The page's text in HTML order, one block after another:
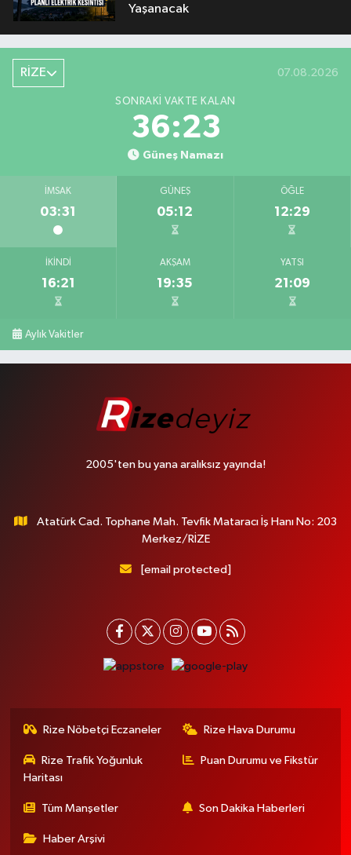
Yaşanacak
RİZE 07.08.2026
SONRAKI VAKTE KALAN
36:22
Güneş Namazı
İMSAK
03:31
GÜNEŞ
05:12
ÖĞLE
12:29
İKINDI
16:21
AKŞAM
19:35
YATSI
21:09
Aylık Vakitler
2005'ten bu yana aralıksız yayında!
Atatürk Cad. Tophane Mah. Tevfik Mataracı İş Hanı No: 203
Merkez/RİZE
[email protected]
Rize Nöbetçi Eczaneler Rize Hava Durumu
Rize Trafik Yoğunluk
Haritası
Puan Durumu ve Fikstür
Tüm Manşetler Son Dakika Haberleri
Haber Arşivi